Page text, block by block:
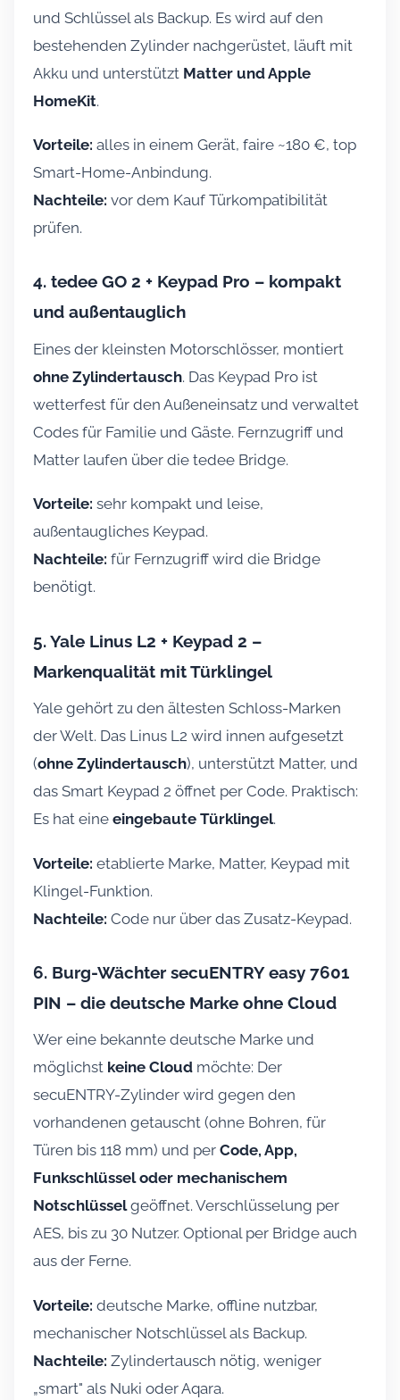
und Schlüssel als Backup. Es wird auf den
bestehenden Zylinder nachgerüstet, läuft mit
Akku und unterstützt Matter und Apple
HomeKit.
Vorteile: alles in einem Gerät, faire ~180 €, top
Smart-Home-Anbindung.
Nachteile: vor dem Kauf Türkompatibilität
prüfen.
4. tedee GO 2 + Keypad Pro – kompakt
und außentauglich
Eines der kleinsten Motorschlösser, montiert
ohne Zylindertausch. Das Keypad Pro ist
wetterfest für den Außeneinsatz und verwaltet
Codes für Familie und Gäste. Fernzugriff und
Matter laufen über die tedee Bridge.
Vorteile: sehr kompakt und leise,
außentaugliches Keypad.
Nachteile: für Fernzugriff wird die Bridge
benötigt.
5. Yale Linus L2 + Keypad 2 –
Markenqualität mit Türklingel
Yale gehört zu den ältesten Schloss-Marken
der Welt. Das Linus L2 wird innen aufgesetzt
(ohne Zylindertausch), unterstützt Matter, und
das Smart Keypad 2 öffnet per Code. Praktisch:
Es hat eine eingebaute Türklingel.
Vorteile: etablierte Marke, Matter, Keypad mit
Klingel-Funktion.
Nachteile: Code nur über das Zusatz-Keypad.
6. Burg-Wächter secuENTRY easy 7601
PIN – die deutsche Marke ohne Cloud
Wer eine bekannte deutsche Marke und
möglichst keine Cloudmöchte: Der
secuENTRY-Zylinder wird gegen den
vorhandenen getauscht (ohne Bohren, für
Türen bis 118 mm) und per Code, App,
Funkschlüssel oder mechanischem
Notschlüsselgeöffnet. Verschlüsselung per
AES, bis zu 30 Nutzer. Optional per Bridge auch
aus der Ferne.
Vorteile: deutsche Marke, offline nutzbar,
mechanischer Notschlüssel als Backup.
Nachteile: Zylindertausch nötig, weniger
„smart" als Nuki oder Aqara.